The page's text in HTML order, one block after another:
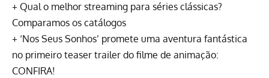
+ Qual o melhor streaming para séries clássicas?
Comparamos os catálogos
+ ‘Nos Seus Sonhos’ promete uma aventura fantástica
no primeiro teaser trailer do filme de animação:
CONFIRA!